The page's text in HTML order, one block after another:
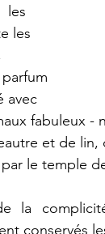
les
les
avec
fabuleux -
et de
le temple
la
conservés